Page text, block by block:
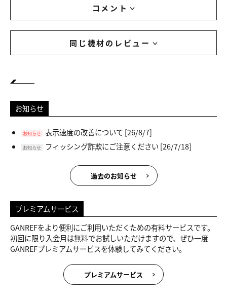
コメント
同じ機材のレビュー
お知らせ
お知らせ 表示速度の改善について [26/8/7]
お知らせ フィッシング詐欺にご注意ください[26/7/18]
過去のお知らせ
プレミアムサービス
GANREFをより便利にご利用いただくための有料サービスです。
初回に限り入会月は無料でお試しいただけますので、ぜひ一度
GANREFプレミアムサービスを体験してみてください。
プレミアムサービス